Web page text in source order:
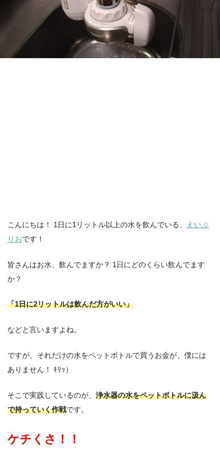
こんにちは！ 1日に1リットル以上の水を飲んでいる、
えいぷ
りおです！
皆さんはお水、飲んでますか？ 1日にどのくらい飲んでます
か？
「1日に2リットルは飲んだ方がいい」
などと言いますよね。
ですが、それだけの水をペットボトルで買うお金が、僕には
ありません！ ｷﾘｯ）
そこで実践しているのが、 浄水器の水をペットボトルに汲ん
で持っていく作戦です。
ケチくさ！！